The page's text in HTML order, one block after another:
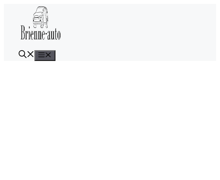
contenu